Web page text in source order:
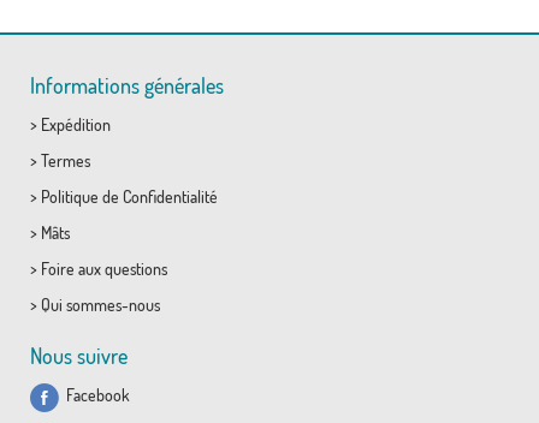
Informations générales
> Expédition
> Termes
> Politique de Confidentialité
> Mâts
> Foire aux questions
> Qui sommes-nous
Nous suivre
Facebook